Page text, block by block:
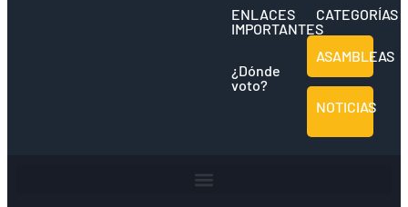
ENLACES
IMPORTANTES
¿Dónde
voto?
CATEGORÍAS
ASAMBLEAS
NOTICIAS